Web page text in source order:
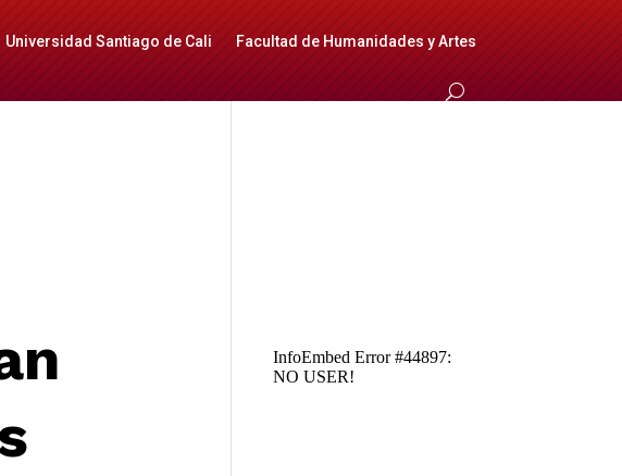
Universidad Santiago de Cali Facultad de Humanidades y Artes